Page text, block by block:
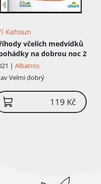
Kahoun
včelích medvídků
na dobrou noc 2
| Albatros
Velmi dobrý
119 Kč